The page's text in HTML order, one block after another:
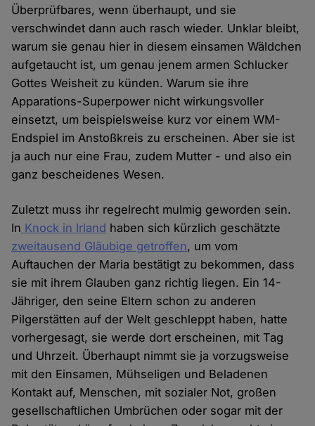
Überprüfbares, wenn überhaupt, und sie
verschwindet dann auch rasch wieder. Unklar bleibt,
warum sie genau hier in diesem einsamen Wäldchen
aufgetaucht ist, um genau jenem armen Schlucker
Gottes Weisheit zu künden. Warum sie ihre
Apparations-Superpower nicht wirkungsvoller
einsetzt, um beispielsweise kurz vor einem WM-
Endspiel im Anstoßkreis zu erscheinen. Aber sie ist
ja auch nur eine Frau, zudem Mutter - und also ein
ganz bescheidenes Wesen.
Zuletzt muss ihr regelrecht mulmig geworden sein.
In Knock in Irland haben sich kürzlich geschätzte
zweitausend Gläubige getroffen, um vom
Auftauchen der Maria bestätigt zu bekommen, dass
sie mit ihrem Glauben ganz richtig liegen. Ein 14-
Jähriger, den seine Eltern schon zu anderen
Pilgerstätten auf der Welt geschleppt haben, hatte
vorhergesagt, sie werde dort erscheinen, mit Tag
und Uhrzeit. Überhaupt nimmt sie ja vorzugsweise
mit den Einsamen, Mühseligen und Beladenen
Kontakt auf, Menschen, mit sozialer Not, großen
gesellschaftlichen Umbrüchen oder sogar mit der